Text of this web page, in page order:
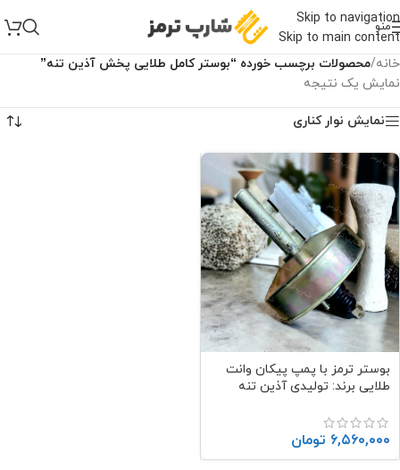
Skip to navigation
Skip to main content
منو
خانه/محصولات برچسب خورده “بوستر کامل طلایی پخش آذین تنه”
نمایش یک نتیجه
نمایش نوار کناری
بوستر ترمز با پمپ پیکان وانت
طلایی برند: تولیدی آذین تنه
۶,۵۶۰,۰۰۰ تومان